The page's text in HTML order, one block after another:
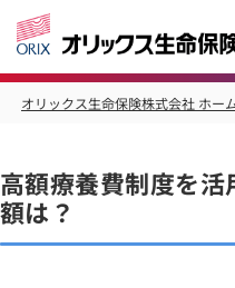
オリックス生命保険株式会社 ホー
高額療養費制度を
額は？